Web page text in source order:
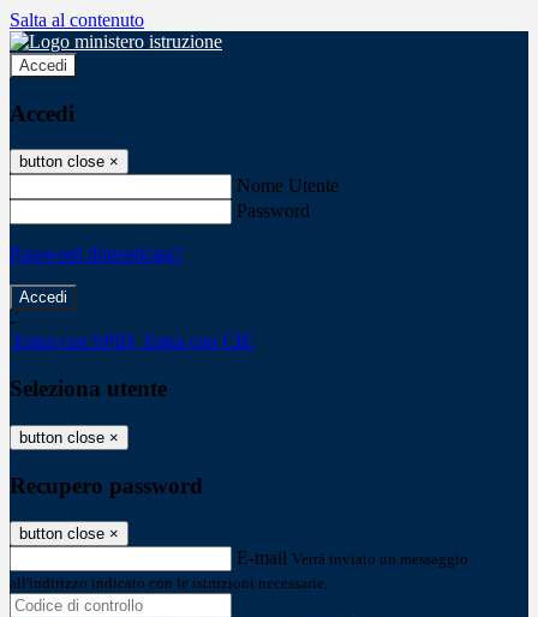
Salta al contenuto
Accedi
Accedi
button close ×
Nome Utente
Password
Password dimenticata?
-
Entra con SPID Entra con CIE
Seleziona utente
button close ×
Recupero password
button close ×
E-mail Verrà inviato un messaggio
all'indirizzo indicato con le istruzioni necessarie.